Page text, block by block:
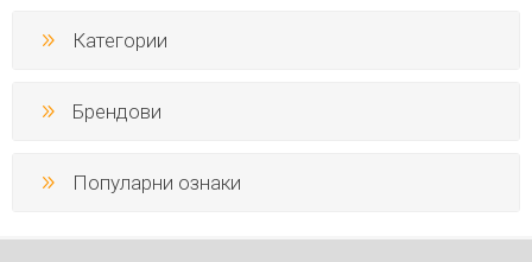
Категории
Брендови
Популарни ознаки